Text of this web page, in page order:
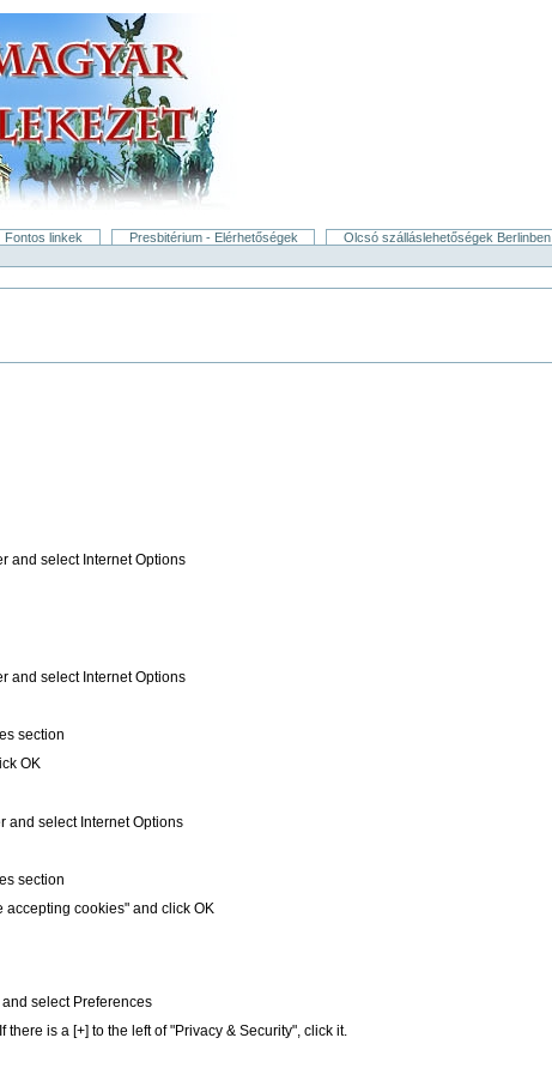
Fontos linkek Presbitérium - Elérhetőségek
Olcsó szálláslehetőségek Berlinben
and select Internet Options
and select Internet Options
section
OK
and select Internet Options
section
accepting cookies" and click OK
select Preferences
is a [+] to the left of "Privacy & Security", click it.